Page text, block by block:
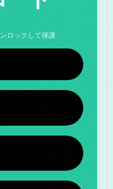
ロックして保護